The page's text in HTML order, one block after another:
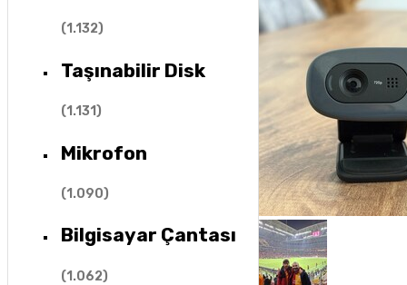
(1.132)
Taşınabilir Disk
(1.131)
Mikrofon
(1.090)
Bilgisayar Çantası
(1.062)